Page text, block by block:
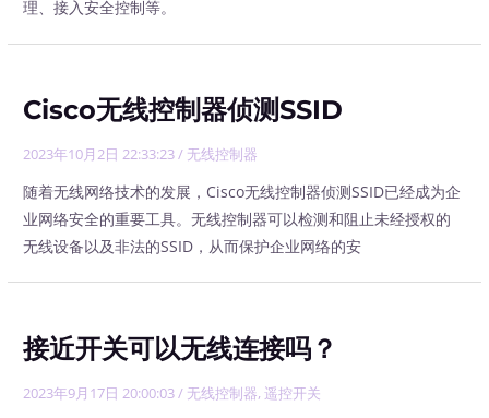
理、接入安全控制等。
Cisco无线控制器侦测SSID
2023年10月2日 22:33:23/ 无线控制器
随着无线网络技术的发展，Cisco无线控制器侦测SSID已经成为企
业网络安全的重要工具。无线控制器可以检测和阻止未经授权的
无线设备以及非法的SSID，从而保护企业网络的安
接近开关可以无线连接吗？
2023年9月17日 20:00:03/ 无线控制器,遥控开关